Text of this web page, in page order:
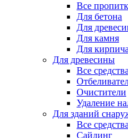
Все
Для бетона
Для
Для камня
Для кирпича
Для древесины
Все
Очистители
Удаление
Для зданий
Все
Сайдинг